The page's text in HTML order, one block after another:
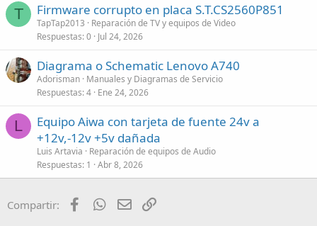
T Firmware corrupto en placa S.T.CS2560P851
TapTap2013
Reparación de TV y equipos de Video
Respuestas 0 Jul 24, 2026
Diagrama o Schematic Lenovo A740
Adorisman Manuales y Diagramas de Servicio
Respuestas 4 Ene 24, 2026
L
Equipo Aiwa con tarjeta de fuente 24v a
+12v,-12v +5v dañada
Luis Artavia
Reparación de equipos de Audio
Respuestas 1 Abr 8, 2026
Compartir: FacebookWhatsApp
Email